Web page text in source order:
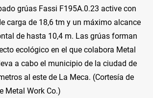
grúas Fassi F195A.0.23 active con
carga de 18,6 tm y un máximo alcance
de hasta 10,4 m. Las grúas forman
ecológico en el que colabora Metal
a cabo el municipio de la ciudad de
al este de La Meca. (Cortesía de
Metal Work Co.)